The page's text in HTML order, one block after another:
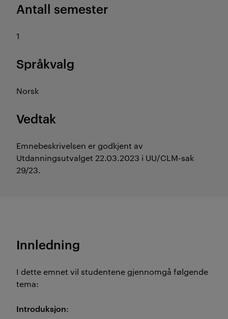
Antall semester
1
Språkvalg
Norsk
Vedtak
Emnebeskrivelsen er godkjent av
Utdanningsutvalget 22.03.2023 i UU/CLM-sak
29/23.
Innledning
I dette emnet vil studentene gjennomgå følgende
tema:
Introduksjon: